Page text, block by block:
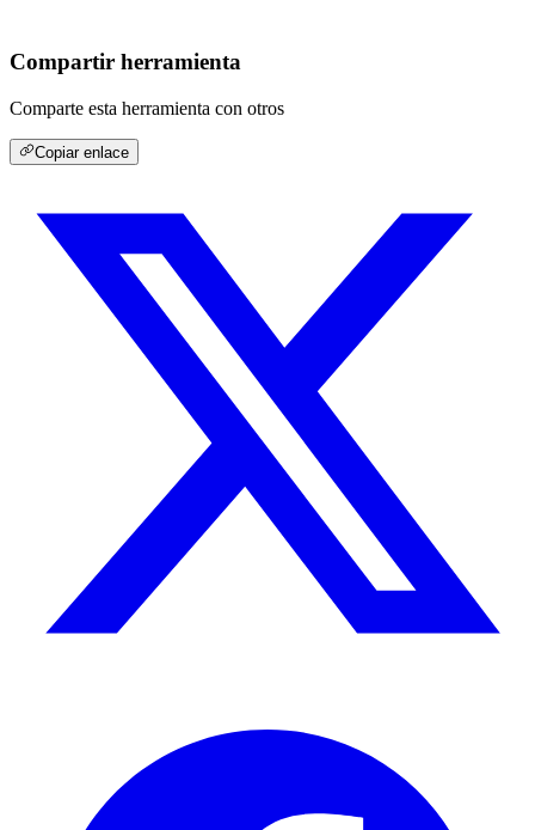
Compartir herramienta
Comparte esta herramienta con otros
Copiar enlace